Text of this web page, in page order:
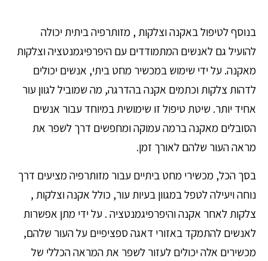
בנוסף לטיפול באקנה וצלקות , מזותרפיה ביתית יכולה
להועיל גם לאנשים המתמודדים עם היפרפיגמנטציה וצלקות
מאקנה. על ידי שימוש במכשיר מחט ביתי, אנשים יכולים
לדהות צלקות וכתמים אקנה בהדרגה, מה שמוביל לגוון עור
אחיד יותר. שיטת טיפול זו שימושית במיוחד עבור אנשים
הסובלים מאקנה ברמה עמוקה ומחפשים דרך לשפר את
מראה העור שלהם לאורך זמן.
בסך הכל, מכשירי מחט ביתיים עבור מזותרפיה מציעים דרך
נוחה ויעילה לטפל במגוון בעיות עור, כולל אקנה וצלקות ,
צלקות לאחר אקנה והיפרפיגמנטציה . על ידי מתן אפשרות
לאנשים להתמקד באזורי דאגה ספציפיים על העור שלהם,
מכשירים אלה יכולים לעזור לשפר את המראה הכללי של